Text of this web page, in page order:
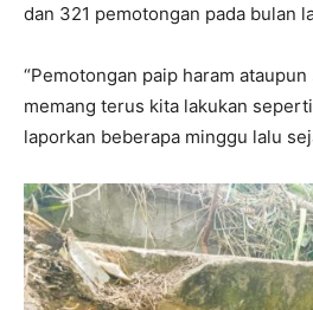
dan 321 pemotongan pada bulan
“Pemotongan paip haram
memang terus kita lakukan
laporkan beberapa minggu lalu